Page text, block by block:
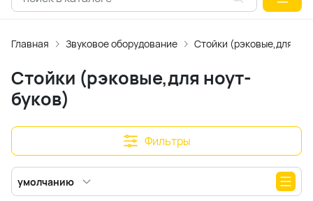
Главная Звуковое оборудование Стойки (рэковые,для
Стойки (рэковые,для ноут-
буков)
Фильтры
умолчанию